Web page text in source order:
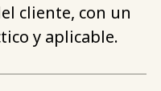
cliente, con un
y aplicable.